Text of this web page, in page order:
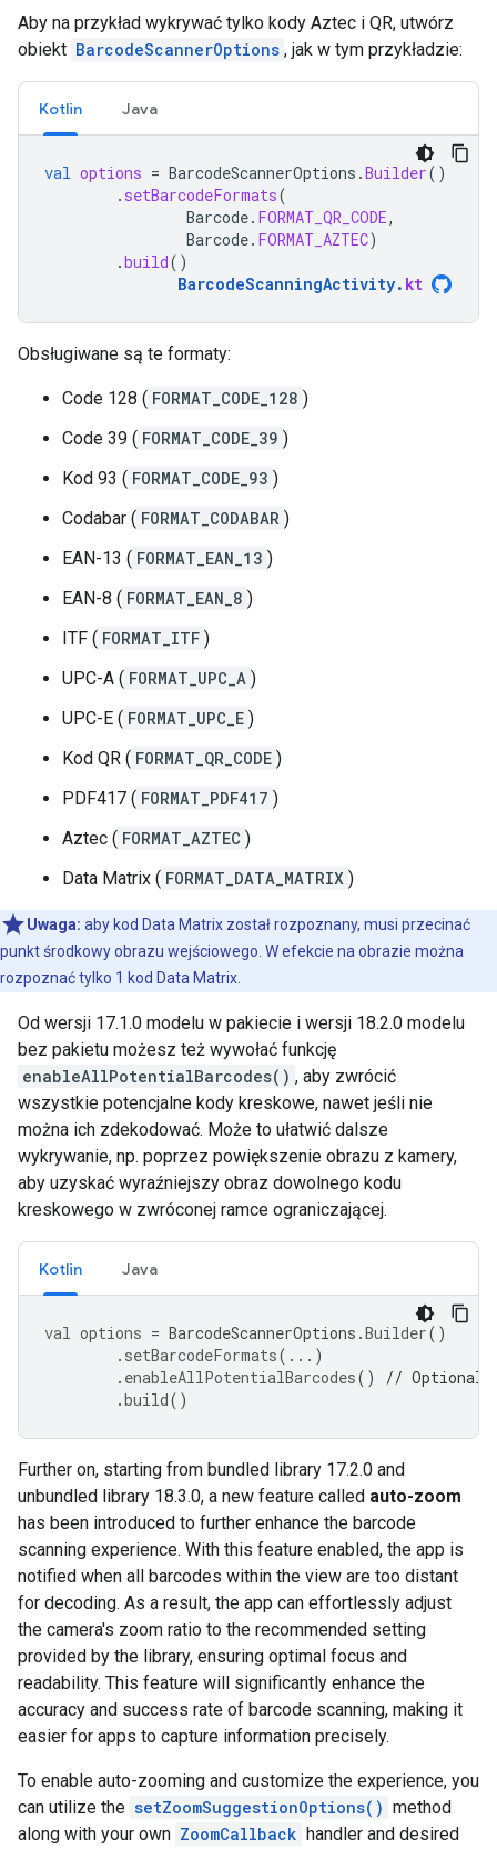
Aby na przykład wykrywać tylko kody Aztec i QR, utwórz
obiekt BarcodeScannerOptions , jak w tym przykładzie:
Kotlin Java
val options = BarcodeScannerOptions .Builder()
. setBarcodeFormats(
Barcode. FORMAT_QR_CODE,
Barcode. FORMAT_AZTEC)
.build()
BarcodeScanningActivity. kt
Obsługiwane są te formaty:
Code 128 ( FORMAT_CODE_128 )
Code 39 ( FORMAT_CODE_39 )
Kod 93 ( FORMAT_CODE_93 )
Codabar ( FORMAT_CODABAR )
EAN-13 ( FORMAT_EAN_13 )
EAN-8 ( FORMAT_EAN_8 )
ITF ( FORMAT_ITF )
UPC-A ( FORMAT_UPC_A )
UPC-E ( FORMAT_UPC_E )
Kod QR ( FORMAT_QR_CODE )
PDF417 ( FORMAT_PDF417 )
Aztec ( FORMAT_AZTEC )
Data Matrix ( FORMAT_DATA_MATRIX )
Uwaga: aby kod Data Matrix został rozpoznany, musi przecinać
punkt środkowy obrazu wejściowego. W efekcie na obrazie można
rozpoznać tylko 1 kod Data Matrix.
Od wersji 17.1.0 modelu w pakiecie i wersji 18.2.0 modelu
bez pakietu możesz też wywołać funkcję
enableAllPotentialBarcodes() , aby zwrócić
wszystkie potencjalne kody kreskowe, nawet jeśli nie
można ich zdekodować. Może to ułatwić dalsze
wykrywanie, np. poprzez powiększenie obrazu z kamery,
aby uzyskać wyraźniejszy obraz dowolnego kodu
kreskowego w zwróconej ramce ograniczającej.
Kotlin Java
val options = BarcodeScannerOptions .Builder()
. setBarcodeFormats(...)
. enableAllPotentialBarcodes()
// Optional
.build()
Further on, starting from bundled library 17.2.0 and
unbundled library 18.3.0, a new feature called auto-zoom
has been introduced to further enhance the barcode
scanning experience. With this feature enabled, the app is
notified when all barcodes within the view are too distant
for decoding. As a result, the app can effortlessly adjust
the camera's zoom ratio to the recommended setting
provided by the library, ensuring optimal focus and
readability. This feature will significantly enhance the
accuracy and success rate of barcode scanning, making it
easier for apps to capture information precisely.
To enable auto-zooming and customize the experience, you
can utilize the setZoomSuggestionOptions() method
along with your own ZoomCallback handler and desired